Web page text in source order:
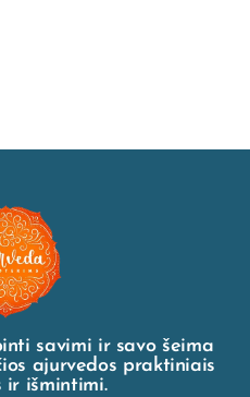
savimi ir savo šeima
ajurvedos praktiniais
ir išmintimi.